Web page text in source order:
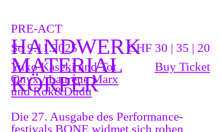
PRE-ACT
So 9.11.2025
CHF 30 | 35 | 20
Yuko Kaseki und Tot
Onyx / Laurène Marx
und Rok&Dudu
Buy Ticket
HANDWERK
MATERIAL
KÖRPER
Die 27. Ausgabe des Performance­
festivals BONE widmet sich rohen